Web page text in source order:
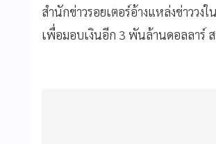
สำนักข่าวรอยเตอร์อ้างแหล่งข่าววง
เพื่อมอบเงินอีก 3 พันล้านดอลลาร์